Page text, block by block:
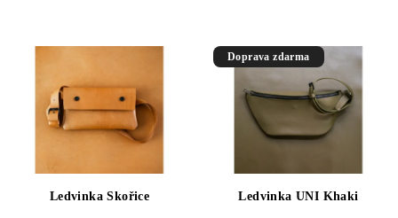
Ledvinka Skořice
Doprava zdarma
Ledvinka UNI Khaki